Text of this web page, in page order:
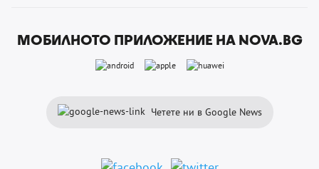
МОБИЛНОТО ПРИЛОЖЕНИЕ НА NOVA.BG
Четете ни в Google News